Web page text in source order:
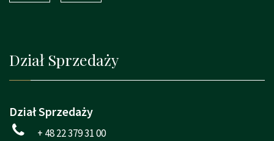
Dział Sprzedaży
Dział Sprzedaży
+ 48 22 379 31 00